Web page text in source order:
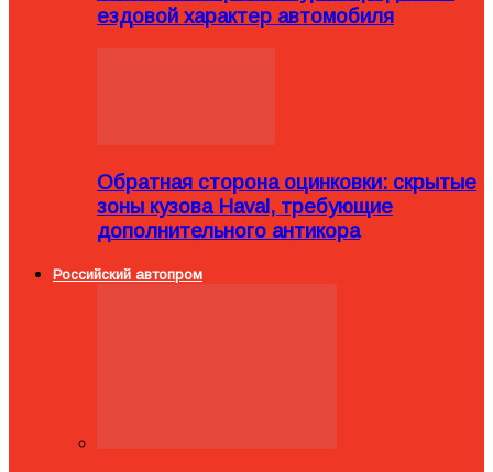
ездовой характер автомобиля
Обратная сторона оцинковки: скрытые
зоны кузова Haval, требующие
дополнительного антикора
Российский автопром